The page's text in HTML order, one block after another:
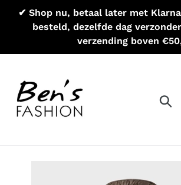
Meteen
inhoud
✔ Shop nu, betaal later met Klarna ㅤ
besteld, dezelfde dag verzonden ㅤ
verzending boven